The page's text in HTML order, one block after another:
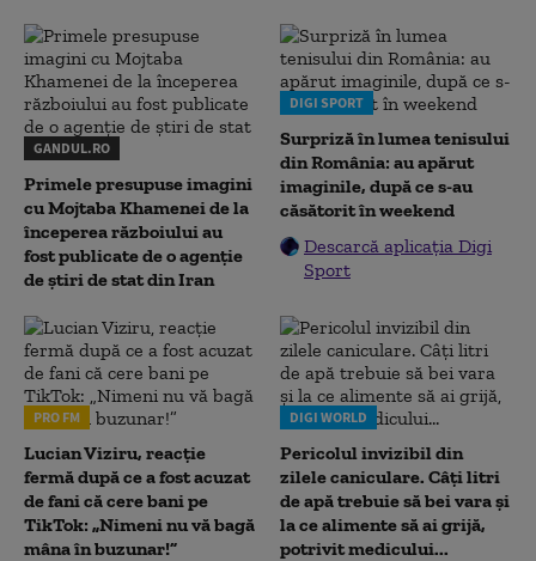
GANDUL.RO
Primele presupuse imagini
cu Mojtaba Khamenei de la
începerea războiului au
fost publicate de o agenție
de știri de stat din Iran
DIGI SPORT
Surpriză în lumea tenisului
din România: au apărut
imaginile, după ce s-au
căsătorit în weekend
Descarcă aplicația Digi
Sport
PRO FM
Lucian Viziru, reacție
fermă după ce a fost acuzat
de fani că cere bani pe
TikTok: „Nimeni nu vă bagă
mâna în buzunar!”
DIGI WORLD
Pericolul invizibil din
zilele caniculare. Câți litri
de apă trebuie să bei vara și
la ce alimente să ai grijă,
potrivit medicului...